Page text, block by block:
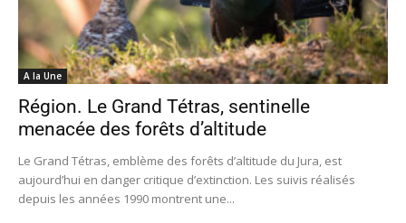
A la Une
Région. Le Grand Tétras, sentinelle
menacée des forêts d’altitude
Le Grand Tétras, emblème des forêts d’altitude du Jura, est
aujourd’hui en danger critique d’extinction. Les suivis réalisés
depuis les années 1990 montrent une...